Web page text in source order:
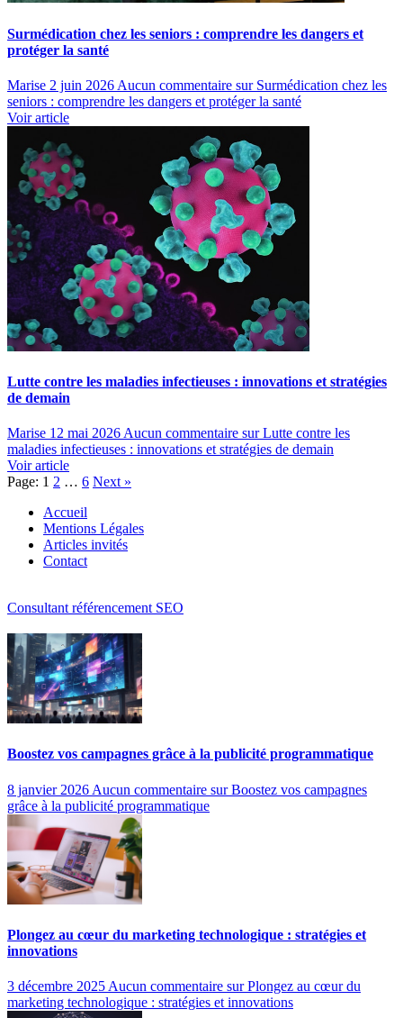
Surmédication chez les seniors : comprendre les dangers et
protéger la santé
Marise 2 juin 2026 Aucun commentaire sur Surmédication chez les
seniors : comprendre les dangers et protéger la santé
Voir article
Lutte contre les maladies infectieuses : innovations et stratégies
de demain
Marise 12 mai 2026 Aucun commentaire sur Lutte contre les
maladies infectieuses : innovations et stratégies de demain
Voir article
Page: 1 2 … 6 Next »
Accueil
Mentions Légales
Articles invités
Contact
Consultant référencement SEO
Boostez vos campagnes grâce à la publicité programmatique
8 janvier 2026 Aucun commentaire sur Boostez vos campagnes
grâce à la publicité programmatique
Plongez au cœur du marketing technologique : stratégies et
innovations
3 décembre 2025 Aucun commentaire sur Plongez au cœur du
marketing technologique : stratégies et innovations